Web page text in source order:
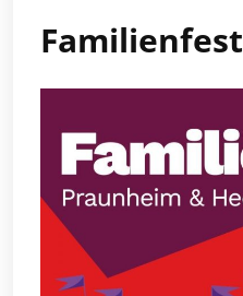
Familienfest